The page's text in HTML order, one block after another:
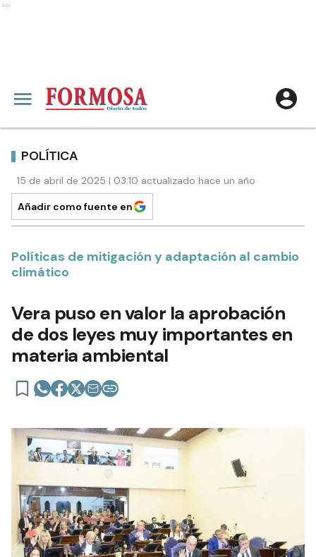
Ads
POLÍTICA
15 de abril de 2025 | 03:10 actualizado hace un año
Añadir como fuente en
Políticas de mitigación y adaptación al cambio
climático
Vera puso en valor la aprobación
de dos leyes muy importantes en
materia ambiental